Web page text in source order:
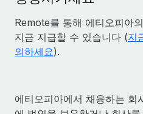
Remote를 통해 에티오피아
지금 지급할 수 있습니다 (지
의하세요).
에티오피아에서 채용하는 회